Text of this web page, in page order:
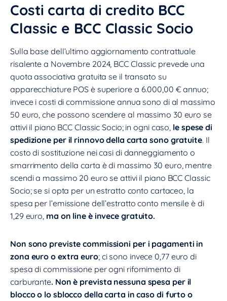
Costi carta di credito BCC
Classic e BCC Classic Socio
Sulla base dell’ultimo aggiornamento contrattuale
risalente a Novembre 2024, BCC Classic prevede una
quota associativa gratuita se il transato su
apparecchiature POS è superiore a 6.000,00 € annuo;
invece i costi di commissione annua sono di al massimo
50 euro, che possono scendere al massimo 30 euro se
attivi il piano BCC Classic Socio; in ogni caso, le spese di
spedizione per il rinnovo della carta sono gratuite. Il
costo di sostituzione nei casi di danneggiamento o
smarrimento della carta è di massimo 30 euro, mentre
scendi a massimo 20 euro se attivi il piano BCC Classic
Socio; se si opta per un estratto conto cartaceo, la
spesa per l’emissione dell’estratto conto mensile è di
1,29 euro, ma on line è invece gratuito.
Non sono previste commissioni per i pagamenti in
zona euro o extra euro; ci sono invece 0,77 euro di
spesa di commissione per ogni rifornimento di
carburante. Non è prevista nessuna spesa per il
blocco o lo sblocco della carta in caso di furto o